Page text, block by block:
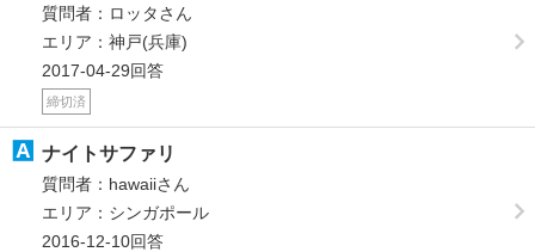
質問者：ロッタさん
エリア：神戸(兵庫)
2017-04-29回答
締切済
ナイトサファリ
質問者：hawaiiさん
エリア：シンガポール
2016-12-10回答